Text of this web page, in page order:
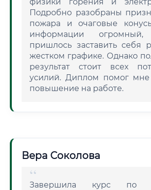
Подробно разобраны
пожара и очаговые
информации огромный,
пришлось заставить себя
жестком графике. Однако
результат стоит всех
усилий. Диплом помог мне
повышение на работе.
Вера Соколова
Завершила курс по